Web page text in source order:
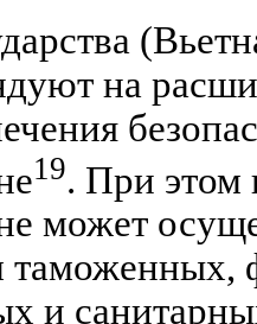
на
19. При этом
может
таможенных,
и